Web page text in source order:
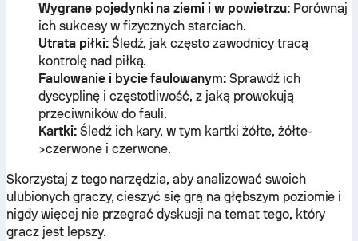
Wygrane pojedynki na ziemi i w powietrzu:Porównaj
ich sukcesy w fizycznych starciach.
Utrata piłki:Śledź, jak często zawodnicy tracą
kontrolę nad piłką.
Faulowanie i bycie faulowanym: Sprawdź ich
dyscyplinę i częstotliwość, z jaką prowokują
przeciwników do fauli.
Kartki:Śledź ich kary, w tym kartki żółte, żółte-
>czerwone i czerwone.
Skorzystaj z tego narzędzia, aby analizować swoich
ulubionych graczy, cieszyć się grą na głębszym poziomie i
nigdy więcej nie przegrać dyskusji na temat tego, który
gracz jest lepszy.